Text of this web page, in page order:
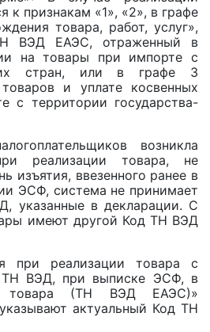
к признакам «1», «2», в графе
товара, работ, услуг»,
ВЭД ЕАЭС, отраженный в
на товары при импорте с
стран, или в графе 3
и уплате косвенных
с территории государства-
возникла
реализации товара, не
изъятия, ввезенного ранее в
ЭСФ, система не принимает
указанные в декларации. С
имеют другой Код ТН ВЭД
при реализации товара с
ВЭД, при выписке ЭСФ, в
(ТН ВЭД ЕАЭС)»
актуальный Код ТН